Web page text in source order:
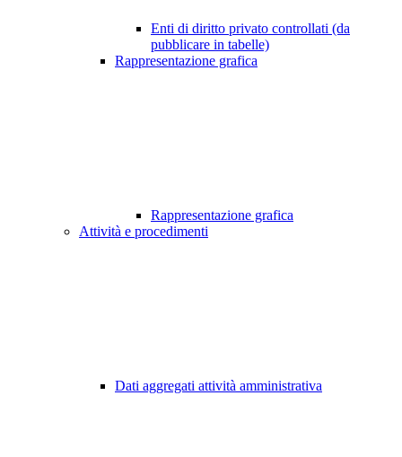
Enti di diritto privato controllati (da
pubblicare in tabelle)
Rappresentazione grafica
Rappresentazione grafica
Attività e procedimenti
Dati aggregati attività amministrativa